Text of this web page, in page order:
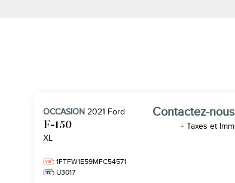
OCCASION 2021 Ford
F-150
XL
1FTFW1E59MFC54571
U3017
Contactez-nous
+ Taxes et Imm